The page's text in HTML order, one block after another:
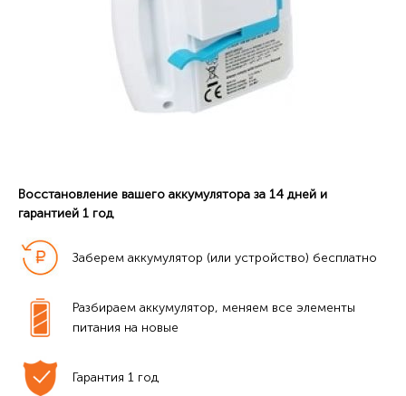
Восстановление вашего аккумулятора за 14 дней и
гарантией 1 год
Заберем аккумулятор (или устройство) бесплатно
Разбираем аккумулятор, меняем все элементы
питания на новые
Гарантия 1 год